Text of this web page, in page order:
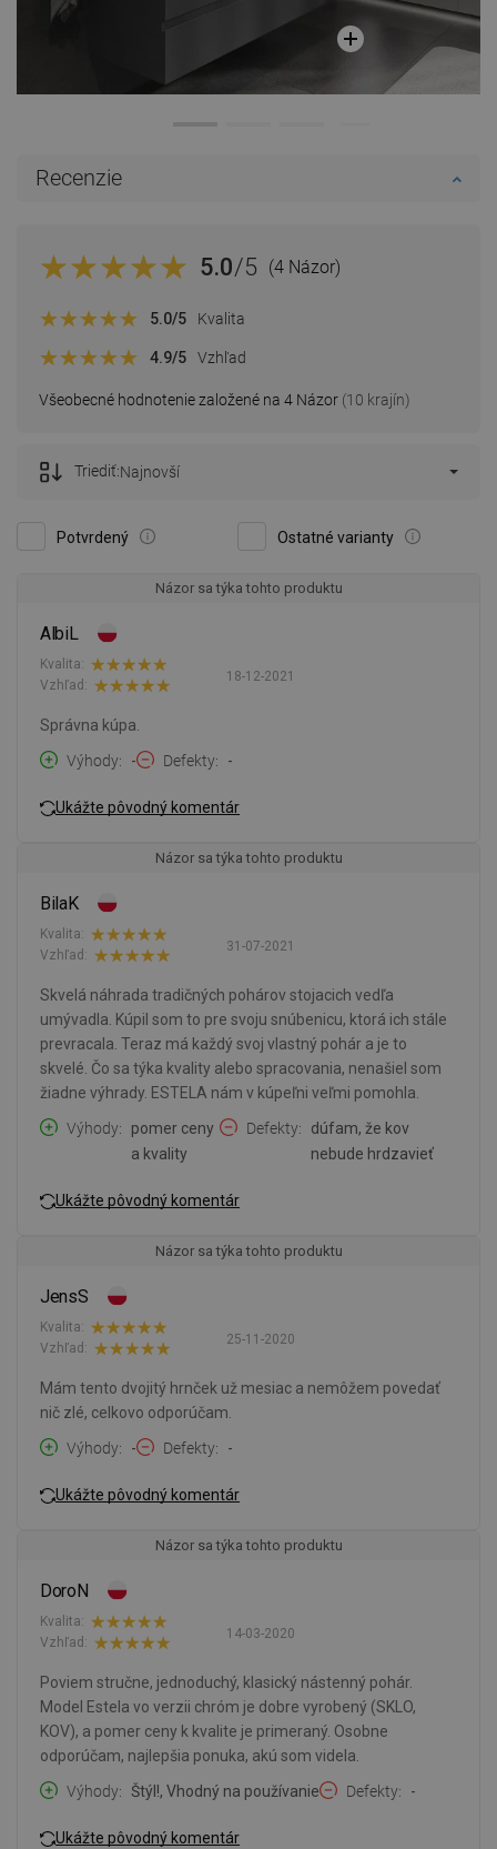
Recenzie
5.0/5 (4 Názor)
Všeobecné hodnotenie založené na 4 Názor (10 krajín)
5.0/5 Kvalita
4.9/5 Vzhľad
Potvrdený Ostatné varianty
Triediť:Najnovší
Názor sa týka tohto produktu
AlbiL
18-12-2021
Kvalita:
Vzhľad:
Správna kúpa.
Výhody
- Defekty -
Ukážte pôvodný komentár
Názor sa týka tohto produktu
BilaK
31-07-2021
Kvalita:
Vzhľad:
Skvelá náhrada tradičných pohárov stojacich vedľa
umývadla. Kúpil som to pre svoju snúbenicu, ktorá ich stále
prevracala. Teraz má každý svoj vlastný pohár a je to
skvelé. Čo sa týka kvality alebo spracovania, nenašiel som
žiadne výhrady. ESTELA nám v kúpeľni veľmi pomohla.
Výhody
pomer ceny
a kvality
Defekty
dúfam, že kov
nebude hrdzavieť
Ukážte pôvodný komentár
Názor sa týka tohto produktu
JensS
25-11-2020
Kvalita:
Vzhľad:
Mám tento dvojitý hrnček už mesiac a nemôžem povedať
nič zlé, celkovo odporúčam.
Výhody
- Defekty -
Ukážte pôvodný komentár
Názor sa týka tohto produktu
DoroN
14-03-2020
Kvalita:
Vzhľad:
Poviem stručne, jednoduchý, klasický nástenný pohár.
Model Estela vo verzii chróm je dobre vyrobený (SKLO,
KOV), a pomer ceny k kvalite je primeraný. Osobne
odporúčam, najlepšia ponuka, akú som videla.
Výhody
Štýl!, Vhodný na používanie Defekty -
Ukážte pôvodný komentár